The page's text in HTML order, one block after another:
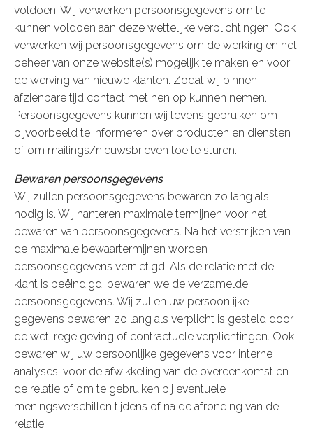
voldoen. Wij verwerken persoonsgegevens om te
kunnen voldoen aan deze wettelijke verplichtingen. Ook
verwerken wij persoonsgegevens om de werking en het
beheer van onze website(s) mogelijk te maken en voor
de werving van nieuwe klanten. Zodat wij binnen
afzienbare tijd contact met hen op kunnen nemen.
Persoonsgegevens kunnen wij tevens gebruiken om
bijvoorbeeld te informeren over producten en diensten
of om mailings/nieuwsbrieven toe te sturen.
Bewaren persoonsgegevens
Wij zullen persoonsgegevens bewaren zo lang als
nodig is. Wij hanteren maximale termijnen voor het
bewaren van persoonsgegevens. Na het verstrijken van
de maximale bewaartermijnen worden
persoonsgegevens vernietigd. Als de relatie met de
klant is beëindigd, bewaren we de verzamelde
persoonsgegevens. Wij zullen uw persoonlijke
gegevens bewaren zo lang als verplicht is gesteld door
de wet, regelgeving of contractuele verplichtingen. Ook
bewaren wij uw persoonlijke gegevens voor interne
analyses, voor de afwikkeling van de overeenkomst en
de relatie of om te gebruiken bij eventuele
meningsverschillen tijdens of na de afronding van de
relatie.